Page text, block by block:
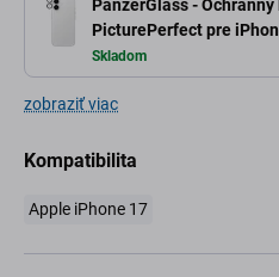
PanzerGlass -
PicturePerfect pre
Skladom
zobraziť viac
Kompatibilita
Apple iPhone 17